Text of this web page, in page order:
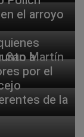
el arroyo
San Martín
a
por el
de la